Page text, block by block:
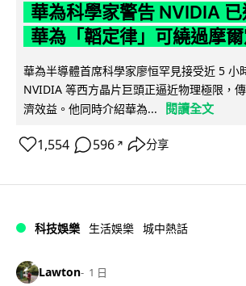
華為科學家警告 NVIDIA
華為「韜定律」可繞過摩
華為半導體首席科學家廖恒罕見接受近 5 小
NVIDIA 等西方晶片巨頭正逼近物理極限，
濟效益。他同時介紹華為...
閱讀全文
1,554 596 ↗ 分享
科技娛樂 生活娛樂 城中熱話
Lawton 1 日